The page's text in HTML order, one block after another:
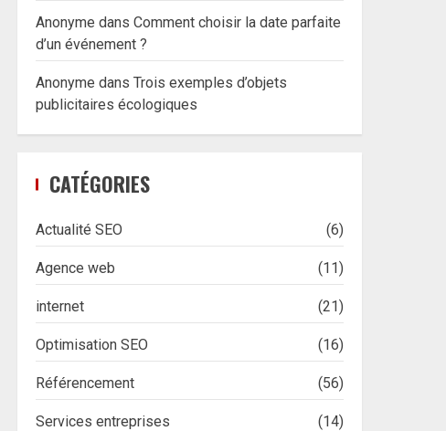
Anonyme dansComment choisir la date parfaite
d’un événement ?
Anonyme dansTrois exemples d’objets
publicitaires écologiques
CATÉGORIES
Actualité SEO (6)
Agence web (11)
internet (21)
Optimisation SEO (16)
Référencement (56)
Services entreprises (14)